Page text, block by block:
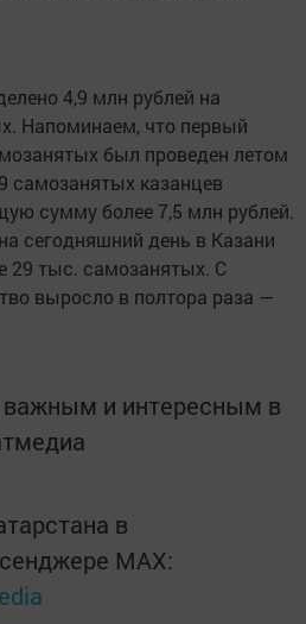
4,9 млн рублей на
Напоминаем, что первый
был проведен летом
самозанятых казанцев
сумму более 7,5 млн рублей.
сегодняшний день в Казани
29 тыс. самозанятых. С
выросло в полтора раза —
и интересным в
в
MАХ: